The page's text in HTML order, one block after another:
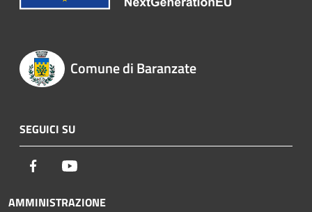
Comune di Baranzate
SEGUICI SU
Facebook
AMMINISTRAZIONE